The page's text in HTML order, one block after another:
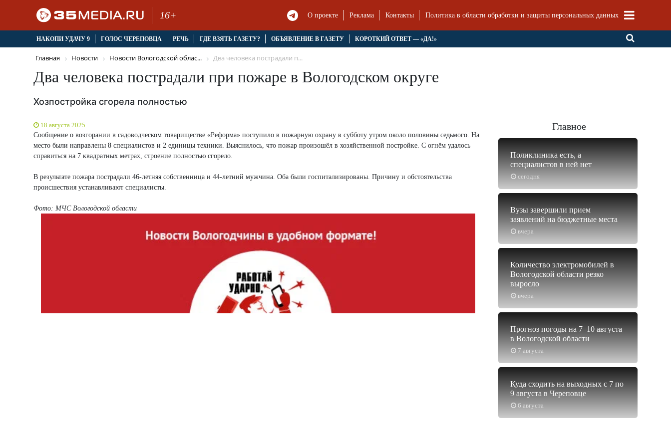
16+ О проекте Реклама Контакты Политика в области обработки и защиты персональных данных
НАКОПИ УДАЧУ 9 ГОЛОС ЧЕРЕПОВЦА РЕЧЬ ГДЕ ВЗЯТЬ ГАЗЕТУ? ОБЪЯВЛЕНИЕ В ГАЗЕТУ КОРОТКИЙ ОТВЕТ — «ДА!»
Главная Новости Новости Вологодской облас... Два человека пострадали п...
Два человека пострадали при пожаре в Вологодском округе
Хозпостройка сгорела полностью
18 августа 2025
Сообщение о возгорании в садоводческом товариществе «Реформа» поступило в пожарную охрану в субботу утром около половины седьмого. На
место были направлены 8 специалистов и 2 единицы техники. Выяснилось, что пожар произошёл в хозяйственной постройке. С огнём удалось
справиться на 7 квадратных метрах, строение полностью сгорело.
В результате пожара пострадали 46-летняя собственница и 44-летний мужчина. Оба были госпитализированы. Причину и обстоятельства
происшествия устанавливают специалисты.
Фото: МЧС Вологодской области
Главное
сегодня
Поликлиника есть, а
специалистов в ней нет
вчера
Вузы завершили прием
заявлений на бюджетные места
вчера
Количество электромобилей в
Вологодской области резко
выросло
7 августа
Прогноз погоды на 7–10 августа
в Вологодской области
6 августа
Куда сходить на выходных с 7 по
9 августа в Череповце